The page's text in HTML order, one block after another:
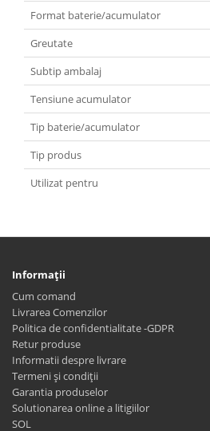
Format baterie/acumulator
Greutate
Subtip ambalaj
Tensiune acumulator
Tip baterie/acumulator
Tip produs
Utilizat pentru
Informaţii
Cum comand
Livrarea Comenzilor
Politica de confidentialitate -GDPR
Retur produse
Informatii despre livrare
Termeni și condiții
Garantia produselor
Solutionarea online a litigiilor
SOL